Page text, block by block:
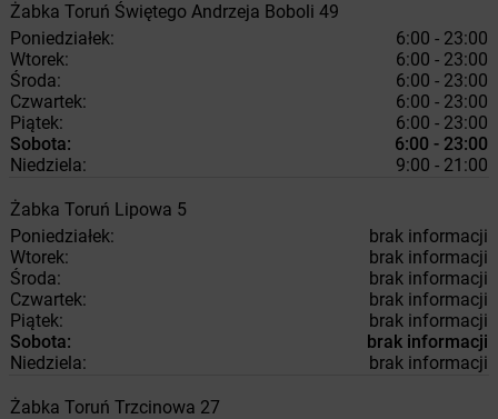
Żabka Toruń Świętego Andrzeja Boboli 49
Poniedziałek:
6:00 - 23:00
Wtorek:
6:00 - 23:00
Środa:
6:00 - 23:00
Czwartek:
6:00 - 23:00
Piątek:
6:00 - 23:00
Sobota:
6:00 - 23:00
Niedziela:
9:00 - 21:00
Żabka Toruń Lipowa 5
Poniedziałek:
brak informacji
Wtorek:
brak informacji
Środa:
brak informacji
Czwartek:
brak informacji
Piątek:
brak informacji
Sobota:
brak informacji
Niedziela:
brak informacji
Żabka Toruń Trzcinowa 27